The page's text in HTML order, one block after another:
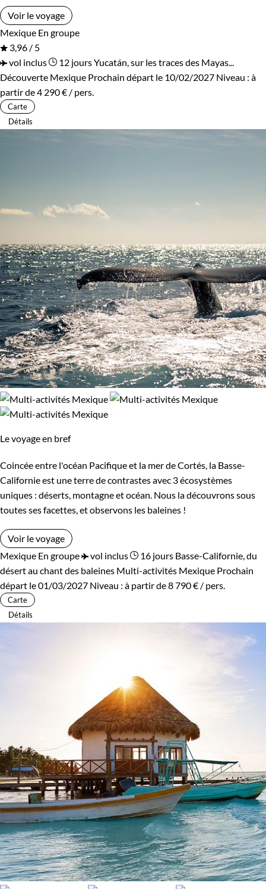
Voir le voyage
Mexique En groupe
3,96 / 5
vol inclus
12 joursYucatán, sur les traces des Mayas...
Découverte Mexique Prochain départ le 10/02/2027 Niveau : à
partir de4 290 € / pers.
Carte
Détails
Le voyage en bref
Coincée entre l'océan Pacifique et la mer de Cortés, la Basse-
Californie est une terre de contrastes avec 3 écosystèmes
uniques : déserts, montagne et océan. Nous la découvrons sous
toutes ses facettes, et observons les baleines !
Voir le voyage
Mexique En groupe vol inclus 16 jours Basse-Californie, du
désert au chant des baleines Multi-activités Mexique Prochain
départ le 01/03/2027 Niveau : à partir de8 790 € / pers.
Carte
Détails